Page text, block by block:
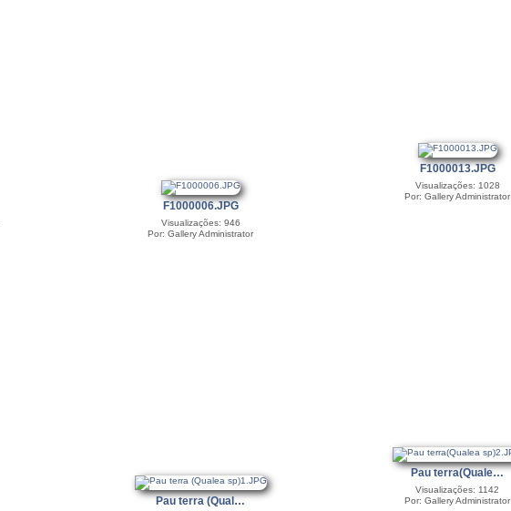
F1000006.JPG
Visualizações: 946
Por: Gallery Administrator
F1000013.JPG
Visualizações: 1028
Por: Gallery Administrator
Pau terra (Qual…
Pau terra(Quale…
Visualizações: 1142
Por: Gallery Administrator